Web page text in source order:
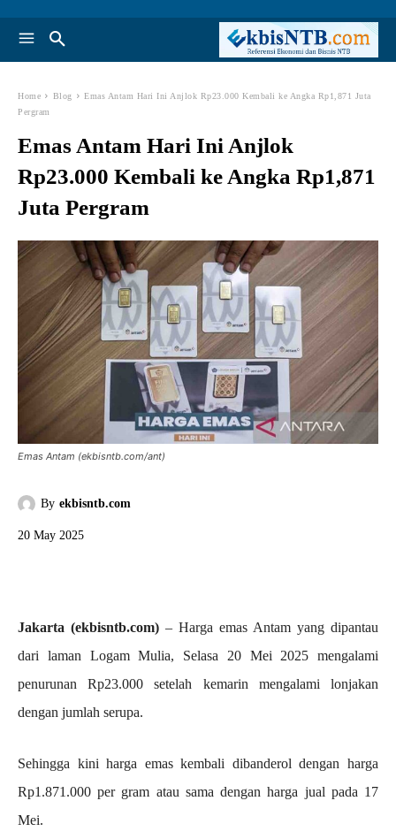
Home Blog
Emas Antam Hari Ini Anjlok Rp23.000 Kembali ke Angka Rp1,871 Juta
Pergram
Emas Antam Hari Ini Anjlok
Rp23.000 Kembali ke Angka Rp1,871
Juta Pergram
Emas Antam (ekbisntb.com/ant)
By ekbisntb.com
20 May 2025
Jakarta (ekbisntb.com) – Harga emas Antam yang dipantau
dari laman Logam Mulia, Selasa 20 Mei 2025 mengalami
penurunan Rp23.000 setelah kemarin mengalami lonjakan
dengan jumlah serupa.
Sehingga kini harga emas kembali dibanderol dengan harga
Rp1.871.000 per gram atau sama dengan harga jual pada 17
Mei.